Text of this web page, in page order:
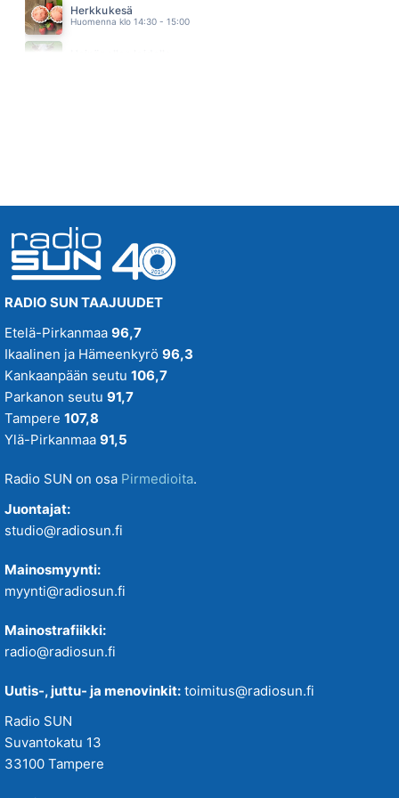
Candomino-Kuoro
08.37
Herkkukesä
Huomenna klo 14:30 - 15:00
RADIO SUN TAAJUUDET
Etelä-Pirkanmaa 96,7
Ikaalinen ja Hämeenkyrö 96,3
Kankaanpään seutu 106,7
Parkanon seutu 91,7
Tampere 107,8
Ylä-Pirkanmaa 91,5
Radio SUN on osa Pirmedioita.
Juontajat:
studio@radiosun.fi
Mainosmyynti:
myynti@radiosun.fi
Mainostrafiikki:
radio@radiosun.fi
Uutis-, juttu- ja menovinkit: toimitus@radiosun.fi
Radio SUN
Suvantokatu 13
33100 Tampere